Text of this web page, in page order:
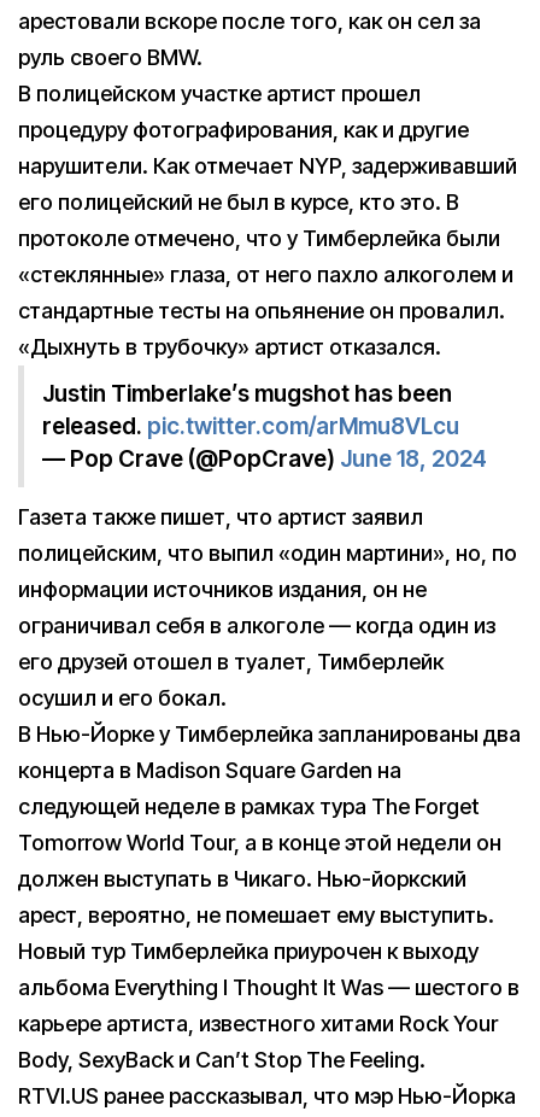
арестовали вскоре после того, как он сел за
руль своего BMW.
В полицейском участке артист прошел
процедуру фотографирования, как и другие
нарушители. Как отмечает NYP, задерживавший
его полицейский не был в курсе, кто это. В
протоколе отмечено, что у Тимберлейка были
«стеклянные» глаза, от него пахло алкоголем и
стандартные тесты на опьянение он провалил.
«Дыхнуть в трубочку» артист отказался.
Justin Timberlake’s mugshot has been
released. pic.twitter.com/arMmu8VLcu
— Pop Crave (@PopCrave) June 18, 2024
Газета также пишет, что артист заявил
полицейским, что выпил «один мартини», но, по
информации источников издания, он не
ограничивал себя в алкоголе — когда один из
его друзей отошел в туалет, Тимберлейк
осушил и его бокал.
В Нью-Йорке у Тимберлейка запланированы два
концерта в Madison Square Garden на
следующей неделе в рамках тура The Forget
Tomorrow World Tour, а в конце этой недели он
должен выступать в Чикаго. Нью-йоркский
арест, вероятно, не помешает ему выступить.
Новый тур Тимберлейка приурочен к выходу
альбома Everything I Thought It Was — шестого в
карьере артиста, известного хитами Rock Your
Body, SexyBack и Can’t Stop The Feeling.
RTVI.US ранее рассказывал, что мэр Нью-Йорка